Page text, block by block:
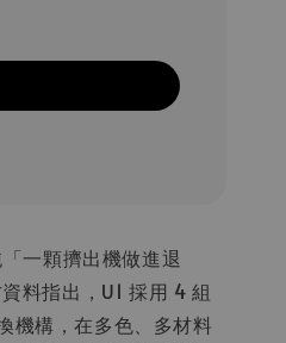
一顆擠出機做進退
料指出，U1 採用 4 組
機構，在多色、多材料